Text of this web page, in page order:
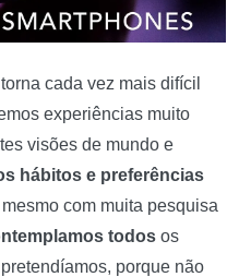
cada vez mais difícil
experiências muito
visões de mundo e
hábitos e preferências
com muita pesquisa
todos os
porque não